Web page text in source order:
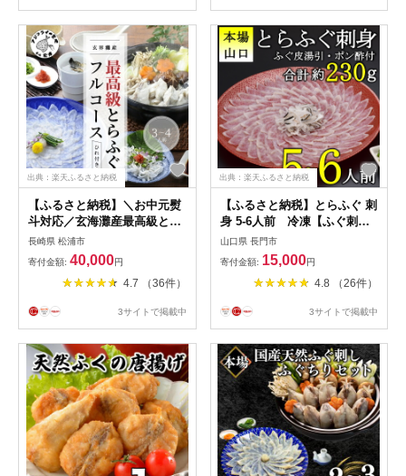
出典：楽天ふるさと納税
【ふるさと納税】＼お中元熨
斗対応／玄海灘産最高級とら
ふぐひれ付きフルコース(3〜4
人前)【E0-021】 とらふぐ て
っさ 鍋 刺身 贈答用 セット
海産物 鍋セット ふぐ鍋 ちり
海 高級 セット 最高級 ギフト
お祝い
長崎県 松浦市
寄付金額: 40,000円
4.7 （36件）
3サイトで掲載中
出典：楽天ふるさと納税
【ふるさと納税】とらふぐ 刺
身 5-6人前 冷凍【ふぐ刺身
ふぐ刺し ふぐ 刺身 さしみ ふ
ぐ皮 フグ 河豚 配送日指定可
能 日時指定可能 】
山口県 長門市
寄付金額: 15,000円
4.8 （26件）
3サイトで掲載中